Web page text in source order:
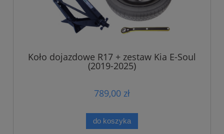
Koło dojazdowe R17 + zestaw Kia E-Soul
(2019-2025)
789,00 zł
do koszyka